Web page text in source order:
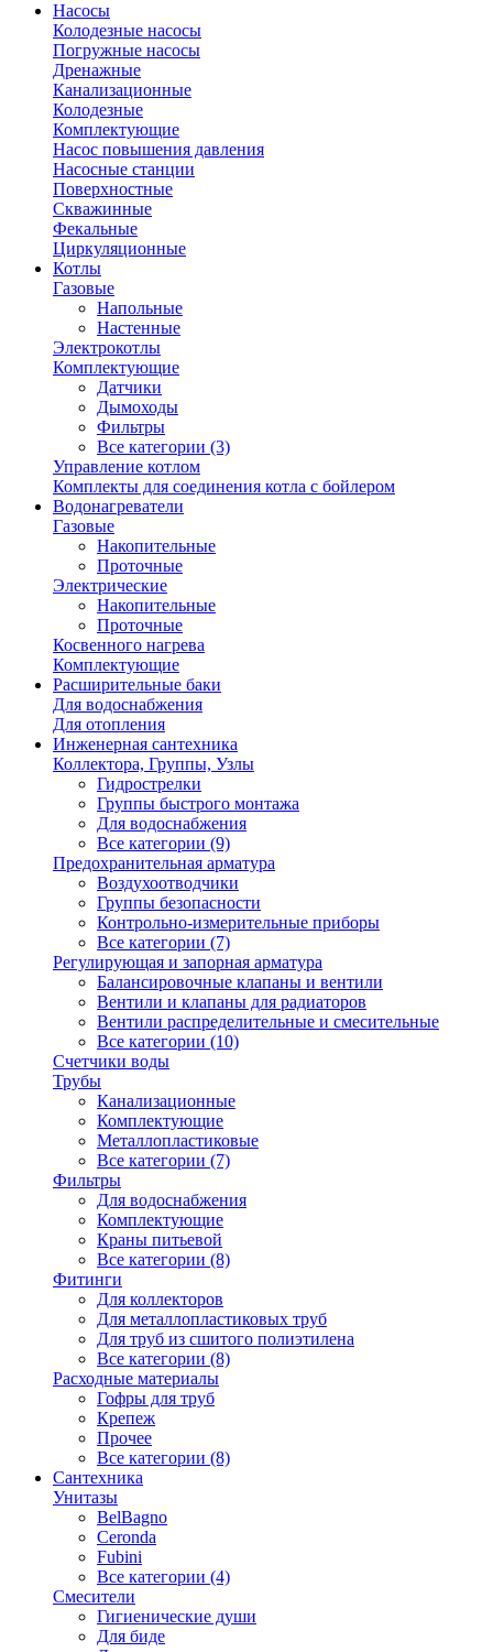
Насосы
Колодезные насосы
Погружные насосы
Дренажные
Канализационные
Колодезные
Комплектующие
Насос повышения давления
Насосные станции
Поверхностные
Скважинные
Фекальные
Циркуляционные
Котлы
Газовые
Напольные
Настенные
Электрокотлы
Комплектующие
Датчики
Дымоходы
Фильтры
Все категории (3)
Управление котлом
Комплекты для соединения котла с бойлером
Водонагреватели
Газовые
Накопительные
Проточные
Электрические
Накопительные
Проточные
Косвенного нагрева
Комплектующие
Расширительные баки
Для водоснабжения
Для отопления
Инженерная сантехника
Коллектора, Группы, Узлы
Гидрострелки
Группы быстрого монтажа
Для водоснабжения
Все категории (9)
Предохранительная арматура
Воздухоотводчики
Группы безопасности
Контрольно-измерительные приборы
Все категории (7)
Регулирующая и запорная арматура
Балансировочные клапаны и вентили
Вентили и клапаны для радиаторов
Вентили распределительные и смесительные
Все категории (10)
Счетчики воды
Трубы
Канализационные
Комплектующие
Металлопластиковые
Все категории (7)
Фильтры
Для водоснабжения
Комплектующие
Краны питьевой
Все категории (8)
Фитинги
Для коллекторов
Для металлопластиковых труб
Для труб из сшитого полиэтилена
Все категории (8)
Расходные материалы
Гофры для труб
Крепеж
Прочее
Все категории (8)
Сантехника
Унитазы
BelBagno
Ceronda
Fubini
Все категории (4)
Смесители
Гигиенические души
Для биде